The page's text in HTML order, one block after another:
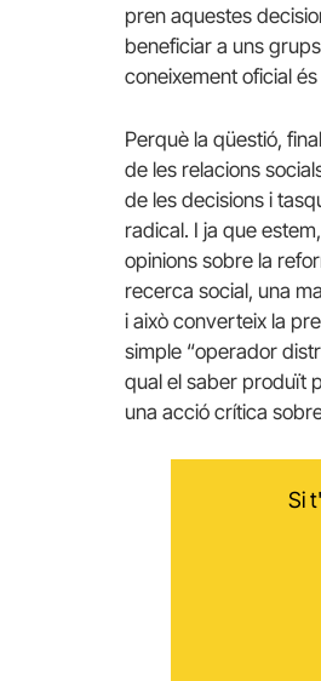
pren aquestes
beneficiar a uns
coneixement oficial
Perquè la qüestió,
de les relacions
de les decisions i
radical. I ja que
opinions sobre la
recerca social, una
i això converteix la
simple “operador
qual el saber produït
una acció crítica
Si